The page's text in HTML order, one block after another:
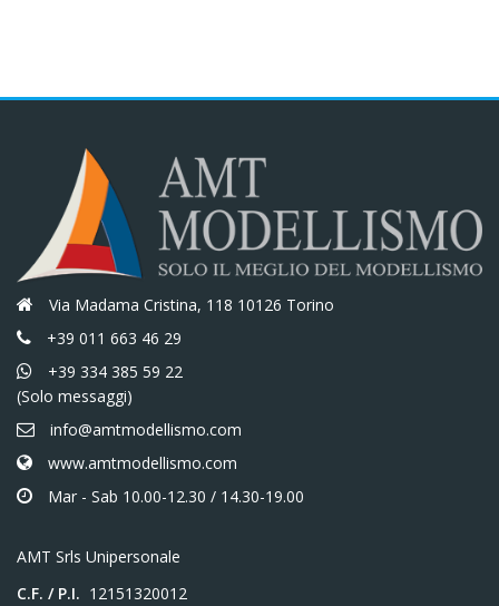
Via Madama Cristina, 118 10126 Torino
+39 011 663 46 29
+39 334 385 59 22
(Solo messaggi)
info@amtmodellismo.com
www.amtmodellismo.com
Mar - Sab 10.00-12.30 / 14.30-19.00
AMT Srls Unipersonale
C.F. / P.I. 12151320012